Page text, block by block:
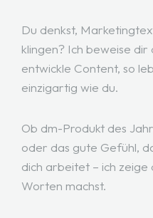
Du denkst,
klingen? Ich beweise dir
entwickle Content, so
einzigartig wie du.
Ob dm-Produkt des
oder das gute Gefühl,
dich arbeitet – ich zeige
Worten machst.